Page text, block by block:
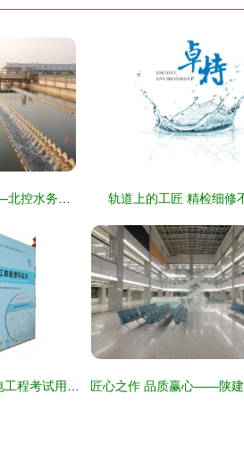
轨道上的工匠 精检细修